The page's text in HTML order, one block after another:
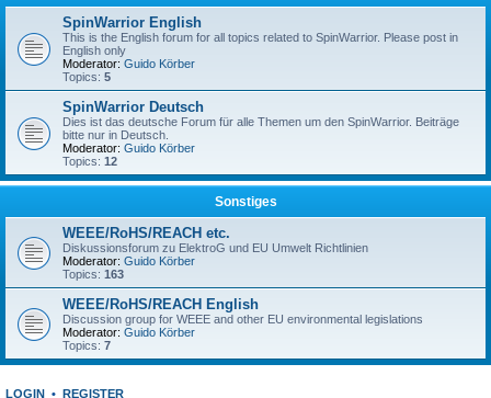
SpinWarrior English
This is the English forum for all topics related to SpinWarrior. Please post in
English only
Moderator: Guido Körber
Topics: 5
SpinWarrior Deutsch
Dies ist das deutsche Forum für alle Themen um den SpinWarrior. Beiträge
bitte nur in Deutsch.
Moderator: Guido Körber
Topics: 12
Sonstiges
WEEE/RoHS/REACH etc.
Diskussionsforum zu ElektroG und EU Umwelt Richtlinien
Moderator: Guido Körber
Topics: 163
WEEE/RoHS/REACH English
Discussion group for WEEE and other EU environmental legislations
Moderator: Guido Körber
Topics: 7
LOGIN • REGISTER